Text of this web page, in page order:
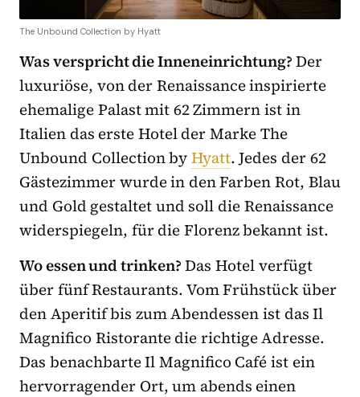
The Unbound Collection by Hyatt
Was verspricht die Inneneinrichtung?Der
luxuriöse, von der Renaissance inspirierte
ehemalige Palast mit 62 Zimmern ist in
Italien das erste Hotel der Marke The
Unbound Collection byHyatt. Jedes der 62
Gästezimmer wurde in den Farben Rot, Blau
und Gold gestaltet und soll die Renaissance
widerspiegeln, für die Florenz bekannt ist.
Wo essen und trinken?Das Hotel verfügt
über fünf Restaurants. Vom Frühstück über
den Aperitif bis zum Abendessen ist das Il
Magnifico Ristorante die richtige Adresse.
Das benachbarte Il Magnifico Café ist ein
hervorragender Ort, um abends einen